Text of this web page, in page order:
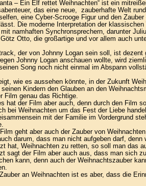
– Ein Elf rettet Weihnachten“ ist ein
das eine neue, zauberhafte Welt
eine Cyber-Scrooge Figur und den
Die moderne Interpretation der
namhaften Synchronsprechern, darunter
Otto, die großartige und vor allem auch
der von Johnny Logan sein soll, ist dezent
Johnny Logan anschauen wollte, wird
Song noch nicht einmal im Abspann
wie es aussehen könnte, in der Zukunft
Kindern den Glauben an den
Film genau das Richtige.
hat der Film aber auch, denn durch den Film
bei Weihnachten um das Fest der Liebe
mit der Familie im Vordergrund
geht aber auch der Zauber von
darum, dass man nicht aufgeben darf, denn
hat, Weihnachten zu retten, so soll man das
sagt der Film aber auch aus, dass man sich
kann, denn auch der Weihnachtszauber
an Weihnachten ist es aber, dass die